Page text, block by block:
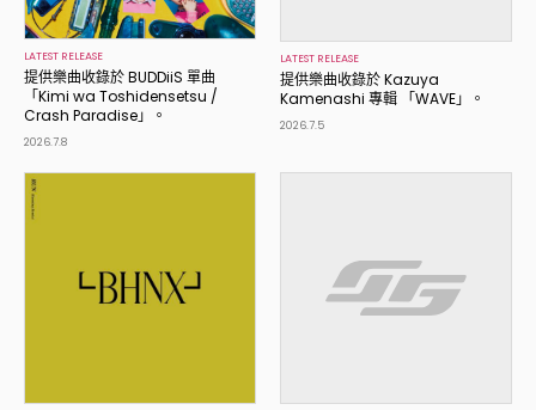
LATEST RELEASE
提供樂曲收錄於 BUDDiiS 單曲
「Kimi wa Toshidensetsu /
Crash Paradise」。
2026.7.8
LATEST RELEASE
提供樂曲收錄於 Kazuya
Kamenashi 專輯 「WAVE」。
2026.7.5